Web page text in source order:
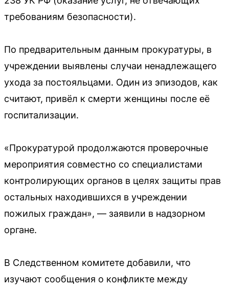
требованиям безопасности).
По предварительным данным прокуратуры, в
учреждении выявлены случаи ненадлежащего
ухода за постояльцами. Один из эпизодов, как
считают, привёл к смерти женщины после её
госпитализации.
«Прокуратурой продолжаются проверочные
мероприятия совместно со специалистами
контролирующих органов в целях защиты прав
остальных находившихся в учреждении
пожилых граждан», — заявили в надзорном
органе.
В Следственном комитете добавили, что
изучают сообщения о конфликте между